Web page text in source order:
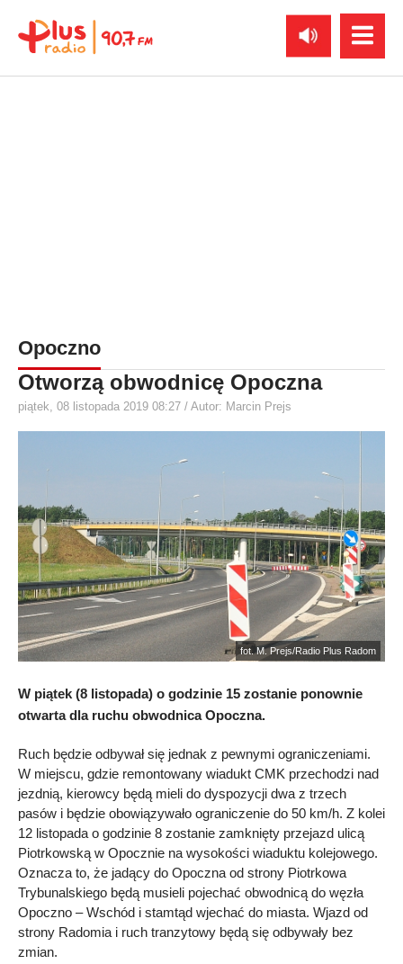
Opoczno
Otworzą obwodnicę Opoczna
piątek, 08 listopada 2019 08:27 / Autor: Marcin Prejs
fot. M. Prejs/Radio Plus Radom
W piątek (8 listopada) o godzinie 15 zostanie ponownie
otwarta dla ruchu obwodnica Opoczna.
Ruch będzie odbywał się jednak z pewnymi ograniczeniami.
W miejscu, gdzie remontowany wiadukt CMK przechodzi nad
jezdnią, kierowcy będą mieli do dyspozycji dwa z trzech
pasów i będzie obowiązywało ograniczenie do 50 km/h. Z kolei
12 listopada o godzinie 8 zostanie zamknięty przejazd ulicą
Piotrkowską w Opocznie na wysokości wiaduktu kolejowego.
Oznacza to, że jadący do Opoczna od strony Piotrkowa
Trybunalskiego będą musieli pojechać obwodnicą do węzła
Opoczno – Wschód i stamtąd wjechać do miasta. Wjazd od
strony Radomia i ruch tranzytowy będą się odbywały bez
zmian.